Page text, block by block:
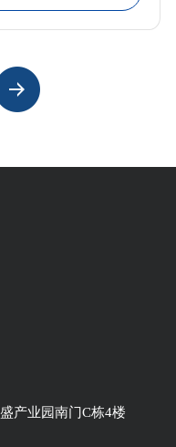
产业园南门C栋4楼